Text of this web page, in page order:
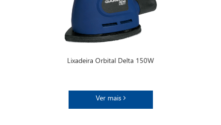
Lixadeira Orbital Delta 150W
Ver mais